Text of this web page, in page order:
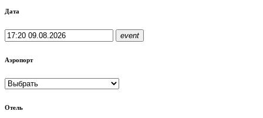
Дата
event
Аэропорт
Отель